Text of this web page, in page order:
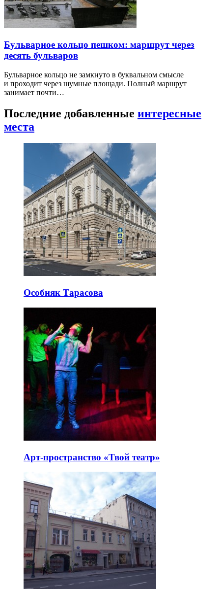
Бульварное кольцо пешком: маршрут через
десять бульваров
Бульварное кольцо не замкнуто в буквальном смысле
и проходит через шумные площади. Полный маршрут
занимает почти…
Последние добавленные интересные
места
Особняк Тарасова
Арт-пространство «Твой театр»